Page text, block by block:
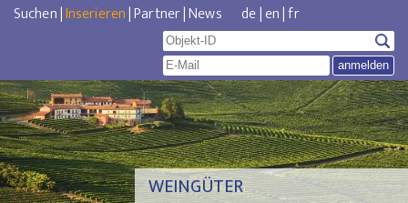
Suchen|Inserieren|Partner|News de|en|fr
WEINGÜTER